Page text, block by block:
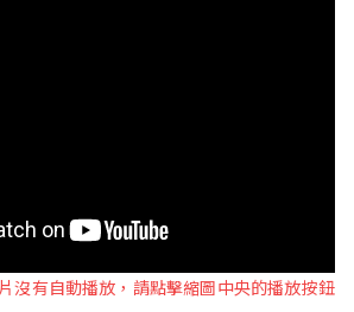
沒有自動播放，請點擊縮圖中央的播放按鈕